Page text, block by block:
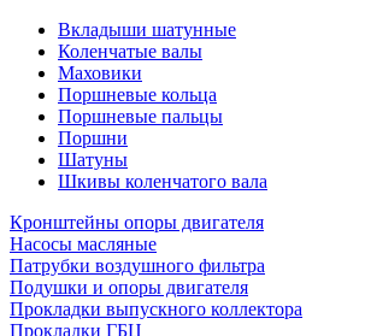
Вкладыши шатунные
Коленчатые валы
Маховики
Поршневые кольца
Поршневые пальцы
Поршни
Шатуны
Шкивы коленчатого вала
Кронштейны опоры двигателя
Насосы масляные
Патрубки воздушного фильтра
Подушки и опоры двигателя
Прокладки выпускного коллектора
Прокладки ГБЦ